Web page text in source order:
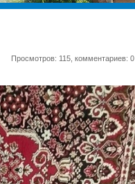
Просмотров: 115, комментариев: 0